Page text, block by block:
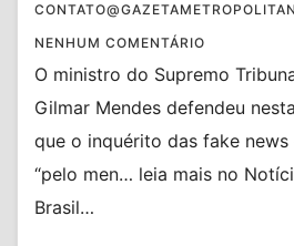
NENHUM COMENTÁRIO
O ministro do Supremo
Gilmar Mendes defendeu
que o inquérito das fake
“pelo men… leia mais no
Brasil…